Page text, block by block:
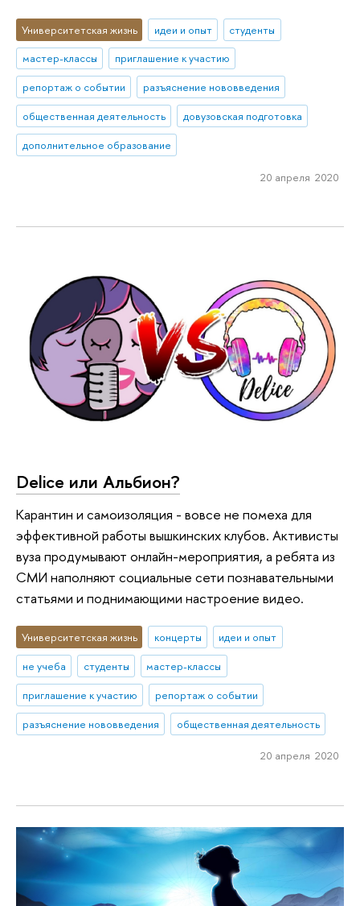
Университетская жизнь идеи и опыт
студенты
мастер-классы
приглашение к участию
репортаж о событии
разъяснение нововведения
общественная деятельность
довузовская подготовка
дополнительное образование
20 апреля 2020
Delice или Альбион?
Карантин и самоизоляция - вовсе не помеха для
эффективной работы вышкинских клубов. Активисты
вуза продумывают онлайн-мероприятия, а ребята из
СМИ наполняют социальные сети познавательными
статьями и поднимающими настроение видео.
Университетская жизнь концерты
идеи и опыт
не учеба
студенты
мастер-классы
приглашение к участию
репортаж о событии
разъяснение нововведения
общественная деятельность
20 апреля 2020